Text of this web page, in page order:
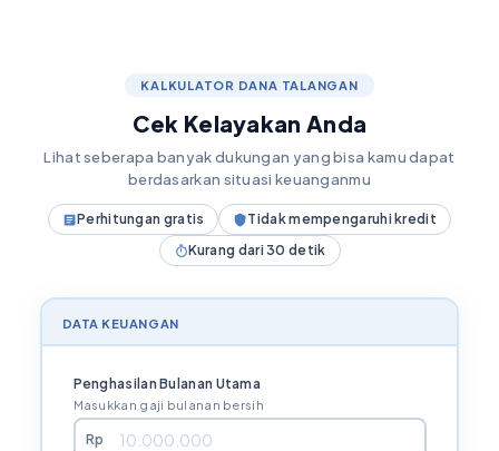
KALKULATOR DANA TALANGAN
Cek Kelayakan Anda
Lihat seberapa banyak dukungan yang bisa kamu dapat
berdasarkan situasi keuanganmu
Perhitungan gratis
Tidak mempengaruhi kredit
Kurang dari 30 detik
DATA KEUANGAN
Penghasilan Bulanan Utama
Masukkan gaji bulanan bersih
Rp